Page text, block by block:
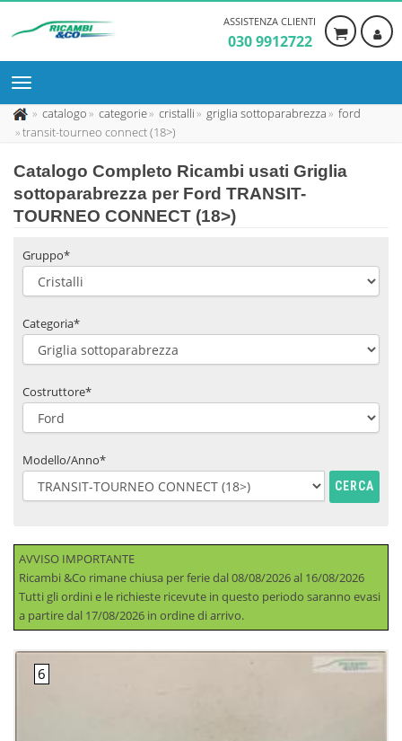
ASSISTENZA CLIENTI
030 9912722
catalogo categorie cristalli griglia sottoparabrezza
ford
transit-tourneo connect (18>)
Catalogo Completo Ricambi usati Griglia
sottoparabrezza per Ford TRANSIT-
TOURNEO CONNECT (18>)
Gruppo*
Categoria*
Costruttore*
Modello/Anno*
CERCA
AVVISO IMPORTANTE
Ricambi &Co rimane chiusa per ferie dal 08/08/2026 al 16/08/2026
Tutti gli ordini e le richieste ricevute in questo periodo saranno evasi
a partire dal 17/08/2026 in ordine di arrivo.